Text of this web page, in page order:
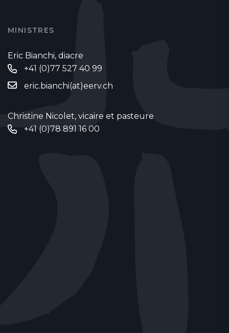
MINISTRES
Eric Bianchi, diacre
+41 (0)77 527 40 99
eric.bianchi(at)eerv.ch
Christine Nicolet, vicaire et pasteure
+41 (0)78 891 16 00